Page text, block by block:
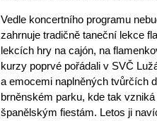
Vedle koncertního programu
zahrnuje tradičně taneční lekce
lekcích hry na cajón, na
kurzy poprvé pořádali v SVČ
a emocemi naplněných tvůrčích
brněnském parku, kde tak
španělským fiestám. Letos ji